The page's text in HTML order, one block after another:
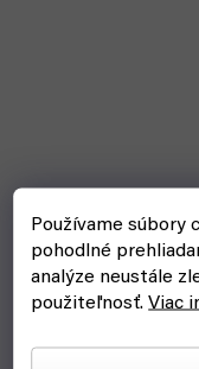
Používame súbory
pohodlné
analýze neustále
použiteľnosť.Viac